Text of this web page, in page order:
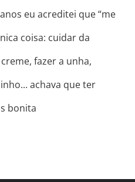
eu acreditei que “me
coisa: cuidar da
fazer a unha,
achava que ter
bonita